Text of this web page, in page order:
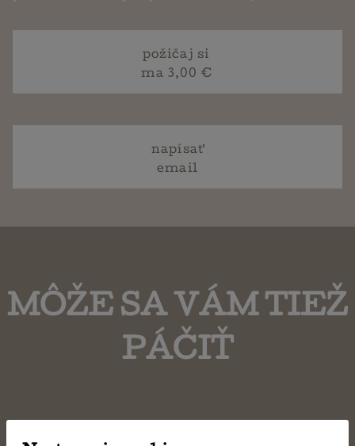
požičaj si
ma 3,00 €
napísať
email
MÔŽE SA VÁM TIEŽ
PÁČIŤ